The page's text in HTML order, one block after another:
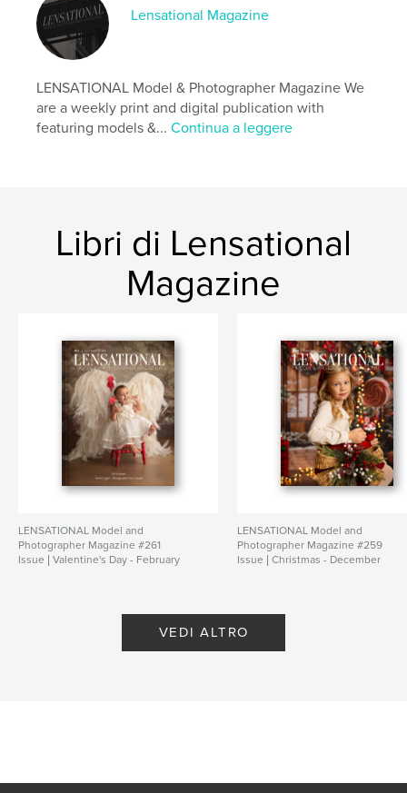
Lensational Magazine
LENSATIONAL Model & Photographer Magazine We
are a weekly print and digital publication with
featuring models &...Continua a leggere
Libri di Lensational
Magazine
LENSATIONAL Model and
Photographer Magazine #261
Issue | Valentine's Day - February
LENSATIONAL Model and
Photographer Magazine #259
Issue | Christmas - December
VEDI ALTRO